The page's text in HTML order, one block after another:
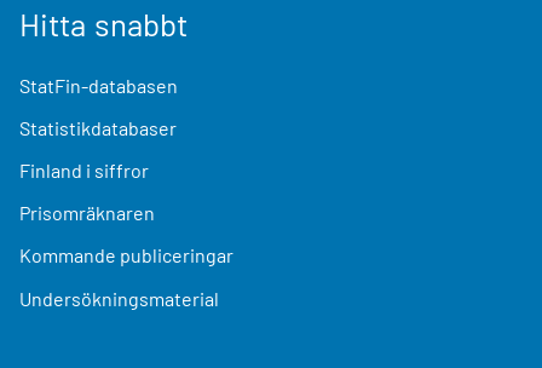
Hitta snabbt
StatFin-databasen
Statistikdatabaser
Finland i siffror
Prisomräknaren
Kommande publiceringar
Undersökningsmaterial